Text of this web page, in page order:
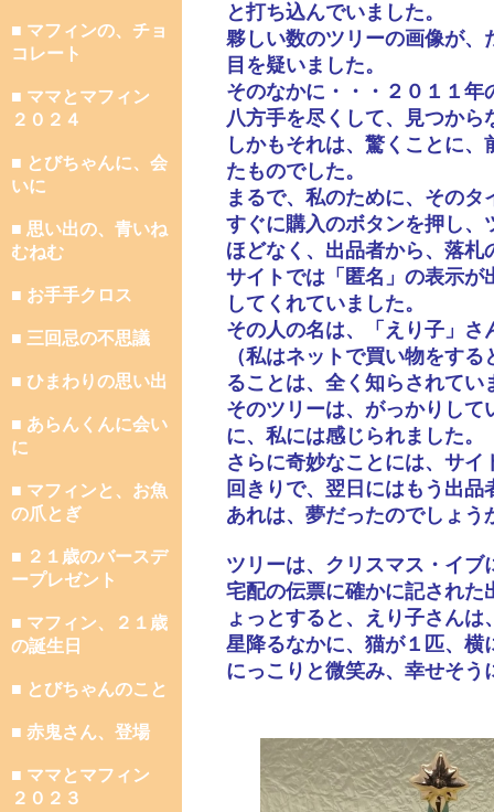
■ マフィンの、チョ
コレート
■ ママとマフィン
２０２４
■ とびちゃんに、会
いに
■ 思い出の、青いね
むねむ
■ お手手クロス
■ 三回忌の不思議
■ ひまわりの思い出
■ あらんくんに会い
に
■ マフィンと、お魚
の爪とぎ
■ ２１歳のバースデ
ープレゼント
■ マフィン、２１歳
の誕生日
■ とびちゃんのこと
■ 赤鬼さん、登場
■ ママとマフィン
２０２３
と打ち込んでいました。
夥しい数のツリーの画像が、
目を疑いました。
そのなかに・・・２０１１
八方手を尽くして、見つか
しかもそれは、驚くことに
たものでした。
まるで、私のために、その
すぐに購入のボタンを押し、
ほどなく、出品者から、落
サイトでは「匿名」の表示が
してくれていました。
その人の名は、「えり子」さ
（私はネットで買い物をす
ることは、全く知らされてい
そのツリーは、がっかりし
に、私には感じられました。
さらに奇妙なことには、サ
回きりで、翌日にはもう出
あれは、夢だったのでしょう
ツリーは、クリスマス・イ
宅配の伝票に確かに記された
ょっとすると、えり子さん
星降るなかに、猫が１匹、横
にっこりと微笑み、幸せそう